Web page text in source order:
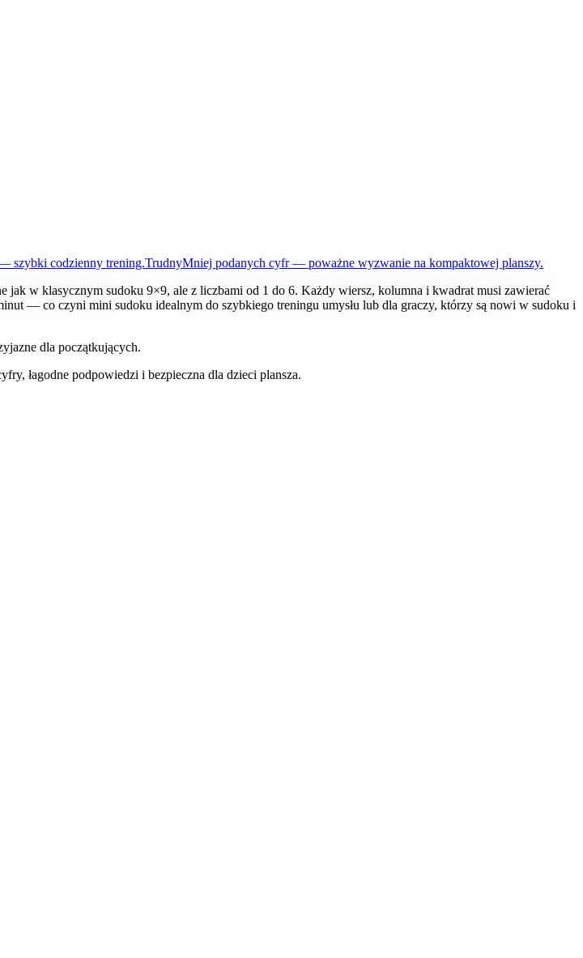
szybki codzienny trening.TrudnyMniej podanych cyfr — poważne wyzwanie na kompaktowej planszy.
w klasycznym sudoku 9×9, ale z liczbami od 1 do 6. Każdy wiersz, kolumna i kwadrat musi zawierać
— co czyni mini sudoku idealnym do szybkiego treningu umysłu lub dla graczy, którzy są nowi w sudoku i
dla początkujących.
łagodne podpowiedzi i bezpieczna dla dzieci plansza.